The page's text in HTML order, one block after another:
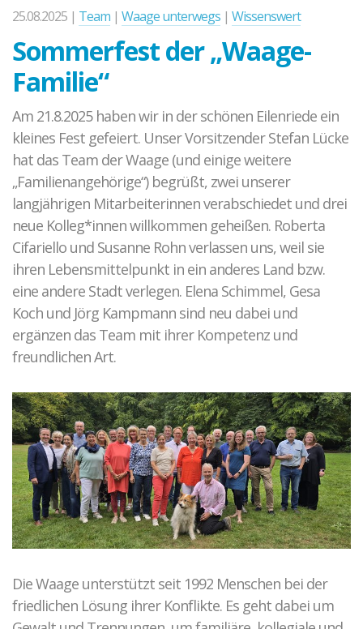
25.08.2025 | Team | Waage unterwegs | Wissenswert
Sommerfest der „Waage-
Familie“
Am 21.8.2025 haben wir in der schönen Eilenriede ein
kleines Fest gefeiert. Unser Vorsitzender Stefan Lücke
hat das Team der Waage (und einige weitere
„Familienangehörige“) begrüßt, zwei unserer
langjährigen Mitarbeiterinnen verabschiedet und drei
neue Kolleg*innen willkommen geheißen. Roberta
Cifariello und Susanne Rohn verlassen uns, weil sie
ihren Lebensmittelpunkt in ein anderes Land bzw.
eine andere Stadt verlegen. Elena Schimmel, Gesa
Koch und Jörg Kampmann sind neu dabei und
ergänzen das Team mit ihrer Kompetenz und
freundlichen Art.
Die Waage unterstützt seit 1992 Menschen bei der
friedlichen Lösung ihrer Konflikte. Es geht dabei um